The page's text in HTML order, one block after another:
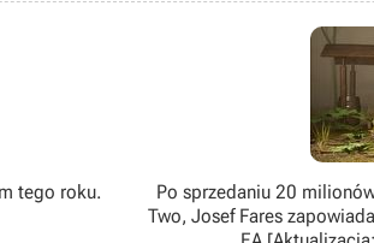
(głównie tych animowanych).
tego roku.
Po sprzedaniu 20
Two, Josef Fares